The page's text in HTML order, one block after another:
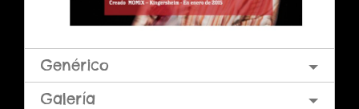
Genérico
Galería